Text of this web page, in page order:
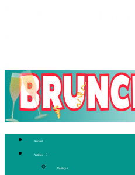
Accueil
Articles
Politique